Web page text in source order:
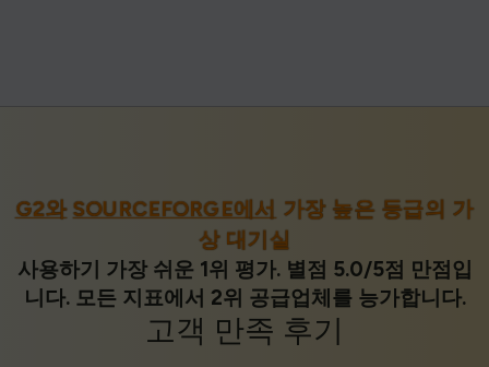
G2와 SOURCEFORGE에서 가장 높은 등급의 가
상 대기실
사용하기 가장 쉬운 1위 평가. 별점 5.0/5점 만점입
니다. 모든 지표에서 2위 공급업체를 능가합니다.
고객 만족 후기